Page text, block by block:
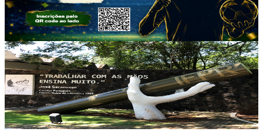
seleções neste sábado
14 de julho de 2026
Cultura
IFPR abre inscrições para curso gratuito
de Cuidador de Idosos em Foz do Iguaçu
09 de junho de 2026